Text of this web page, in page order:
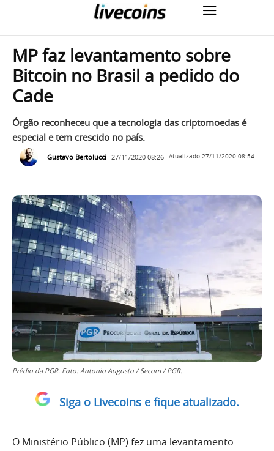
MP faz levantamento sobre
Bitcoin no Brasil a pedido do
Cade
Órgão reconheceu que a tecnologia das criptomoedas é
especial e tem crescido no país.
Gustavo Bertolucci 27/11/2020 08:26 Atualizado 27/11/2020 08:54
Prédio da PGR. Foto: Antonio Augusto / Secom / PGR.
Siga o Livecoins e fique atualizado.
O Ministério Público (MP) fez uma levantamento